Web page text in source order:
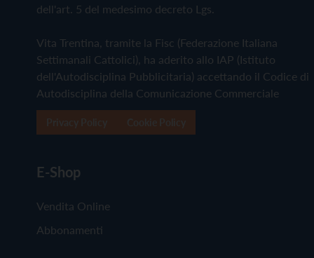
dell'art. 5 del medesimo decreto Lgs.
Vita Trentina, tramite la Fisc (Federazione Italiana
Settimanali Cattolici), ha aderito allo IAP (Istituto
dell'Autodisciplina Pubblicitaria) accettando il Codice di
Autodisciplina della Comunicazione Commerciale
E-Shop
Vendita Online
Abbonamenti